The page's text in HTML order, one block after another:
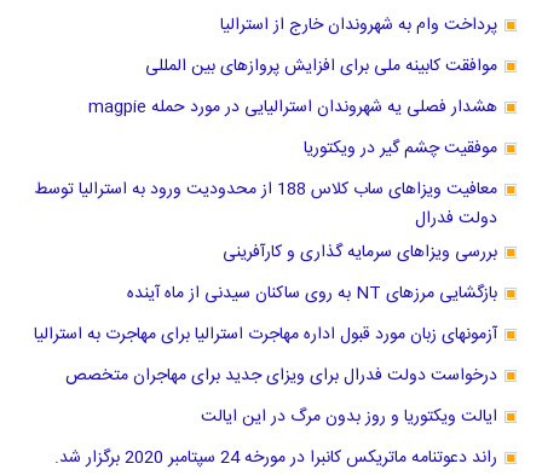
پرداخت وام به شهروندان خارج از استرالیا
موافقت کابینه ملی برای افزایش پروازهای بین المللی
هشدار فصلی یه شهروندان استرالیایی در مورد حمله magpie
موفقیت چشم گیر در ویکتوریا
معافیت ویزاهای ساب کلاس 188 از محدودیت ورود به استرالیا توسط
دولت فدرال
بررسی ویزاهای سرمایه گذاری و کارآفرینی
بازگشایی مرزهای NT به روی ساکنان سیدنی از ماه آینده
آزمونهای زبان مورد قبول اداره مهاجرت استرالیا برای مهاجرت به استرالیا
درخواست دولت فدرال برای ویزای جدید برای مهاجران متخصص
ایالت ویکتوریا و روز بدون مرگ در این ایالت
راند دعوتنامه ماتریکس کانبرا در مورخه 24 سپتامبر 2020 برگزار شد.